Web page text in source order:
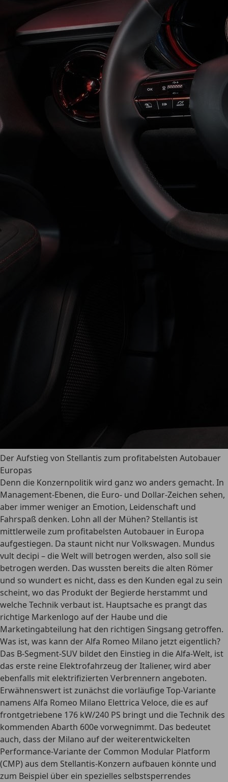
Der Aufstieg von Stellantis zum profitabelsten Autobauer
Europas
Denn die Konzernpolitik wird ganz wo anders gemacht. In
Management-Ebenen, die Euro- und Dollar-Zeichen sehen,
aber immer weniger an Emotion, Leidenschaft und
Fahrspaß denken. Lohn all der Mühen? Stellantis ist
mittlerweile zum profitabelsten Autobauer in Europa
aufgestiegen. Da staunt nicht nur Volkswagen. Mundus
vult decipi – die Welt will betrogen werden, also soll sie
betrogen werden. Das wussten bereits die alten Römer
und so wundert es nicht, dass es den Kunden egal zu sein
scheint, wo das Produkt der Begierde herstammt und
welche Technik verbaut ist. Hauptsache es prangt das
richtige Markenlogo auf der Haube und die
Marketingabteilung hat den richtigen Singsang getroffen.
Was ist, was kann der Alfa Romeo Milano jetzt eigentlich?
Das B-Segment-SUV bildet den Einstieg in die Alfa-Welt, ist
das erste reine Elektrofahrzeug der Italiener, wird aber
ebenfalls mit elektrifizierten Verbrennern angeboten.
Erwähnenswert ist zunächst die vorläufige Top-Variante
namens Alfa Romeo Milano Elettrica Veloce, die es auf
frontgetriebene 176 kW/240 PS bringt und die Technik des
kommenden Abarth 600e vorwegnimmt. Das bedeutet
auch, dass der Milano auf der weiterentwickelten
Performance-Variante der Common Modular Platform
(CMP) aus dem Stellantis-Konzern aufbauen könnte und
zum Beispiel über ein spezielles selbstsperrendes